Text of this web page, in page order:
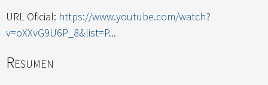
URL Oficial: https://www.youtube.com/watch?
v=oXXvG9U6P_8&list=P...
Resumen